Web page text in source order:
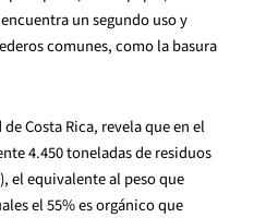
un segundo uso y
comunes, como la basura
Costa Rica, revela que en el
4.450 toneladas de residuos
el equivalente al peso que
el 55% es orgánico que